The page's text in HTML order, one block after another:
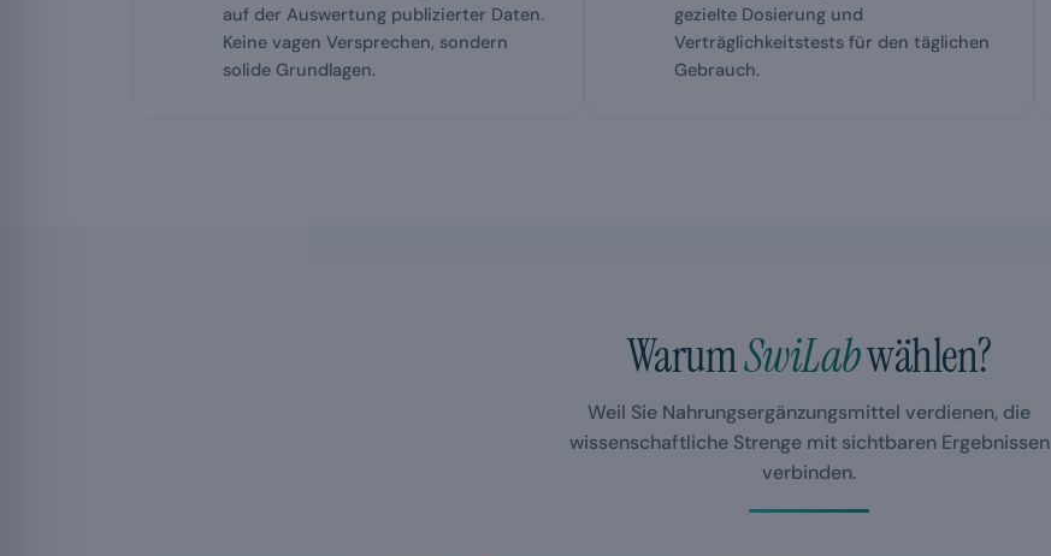
auf der Auswertung publizierter Daten.
Keine vagen Versprechen, sondern
solide Grundlagen.
gezielte Dosierung und
Verträglichkeitstests für den täglichen
Gebrauch.
WarumSwiLabwählen?
Weil Sie Nahrungsergänzungsmittel verdienen, die
wissenschaftliche Strenge mit sichtbaren Ergebnissen
verbinden.